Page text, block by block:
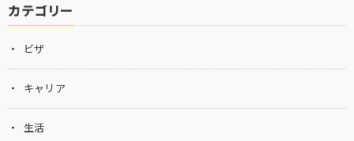
カテゴリー
ビザ
キャリア
生活